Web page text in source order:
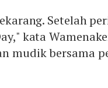
Setelah
kata
mudik bersama